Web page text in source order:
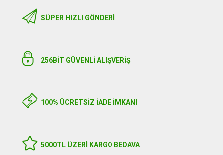
SÜPER HIZLI GÖNDERI
256BIT GÜVENLİ ALIŞVERİŞ
100% ÜCRETSİZ İADE İMKANI
5000TL ÜZERI KARGO BEDAVA